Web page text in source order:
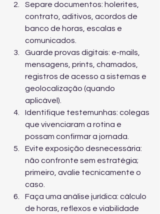
Separe documentos: holerites,
contrato, aditivos, acordos de
banco de horas, escalas e
comunicados.
Guarde provas digitais: e-mails,
mensagens, prints, chamados,
registros de acesso a sistemas e
geolocalização (quando
aplicável).
Identifique testemunhas: colegas
que vivenciaram a rotina e
possam confirmar a jornada.
Evite exposição desnecessária:
não confronte sem estratégia;
primeiro, avalie tecnicamente o
caso.
Faça uma análise jurídica: cálculo
de horas, reflexos e viabilidade